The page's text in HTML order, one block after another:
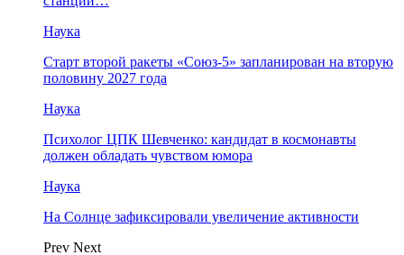
Наука
Старт второй ракеты «Союз-5» запланирован на вторую
половину 2027 года
Наука
Психолог ЦПК Шевченко: кандидат в космонавты
должен обладать чувством юмора
Наука
На Солнце зафиксировали увеличение активности
Prev Next